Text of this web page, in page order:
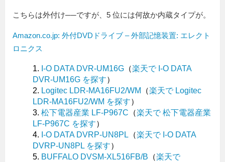
こちらは外付け──ですが、5 位には何故か内蔵タイプが。
Amazon.co.jp: 外付DVDドライブ – 外部記憶装置: エレクト
ロニクス
I-O DATA DVR-UM16G （楽天で I-O DATA
DVR-UM16G を探す）
Logitec LDR-MA16FU2/WM
（楽天で Logitec
LDR-MA16FU2/WM を探す）
松下電器産業 LF-P967C （楽天で 松下電器産業
LF-P967C を探す）
I-O DATA DVRP-UN8PL （楽天で I-O DATA
DVRP-UN8PL を探す）
BUFFALO DVSM-XL516FB/B （楽天で